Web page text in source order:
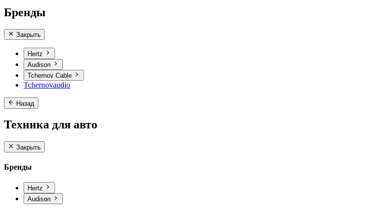
Бренды
Закрыть
Hertz
Audison
Tchernov Cable
Tchernovaudio
Назад
Техника для авто
Закрыть
Бренды
Hertz
Audison